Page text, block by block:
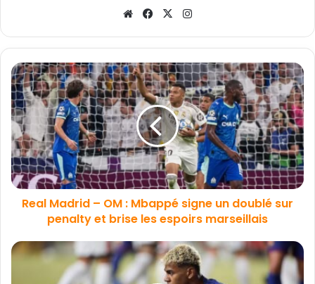
WebsiteFacebook
X
Real Madrid – OM : Mbappé signe un doublé sur
penalty et brise les espoirs marseillais